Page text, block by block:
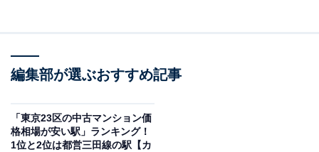
編集部が選ぶおすすめ記事
「東京23区の中古マンション価
格相場が安い駅」ランキング！
1位と2位は都営三田線の駅【カ